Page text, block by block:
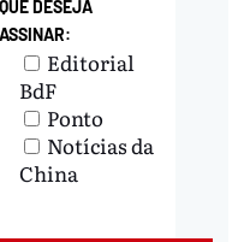
QUE DESEJA
ASSINAR:
Editorial
BdF
Ponto
Notícias da
China